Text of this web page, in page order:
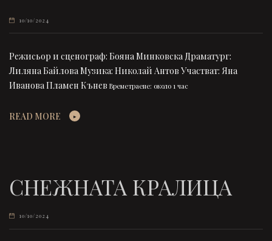
10/10/2024
Режисьор и сценограф: Бояна Минковска Драматург:
Лиляна Байлова Музика: Николай Антов Участват: Яна
Иванова Пламен Кънев Времетраене: около 1 час
READ MORE
СНЕЖНАТА КРАЛИЦА
10/10/2024